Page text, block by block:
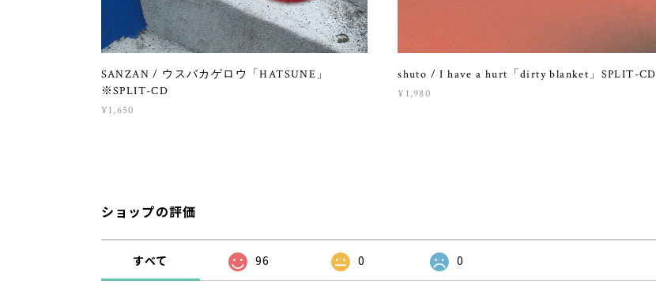
SANZAN / ウスバカゲロウ「HATSUNE」
※SPLIT-CD
¥1,650
shuto / I have a hurt「dirty blanket」SPLIT-CD
¥1,980
ショップの評価
すべて 96 0 0